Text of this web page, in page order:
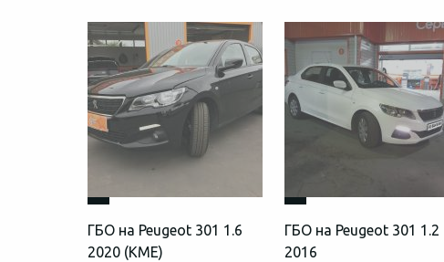
ГБО на Peugeot 301 1.6
2020 (КМЕ)
ГБО на Peugeot 301 1.2
2016